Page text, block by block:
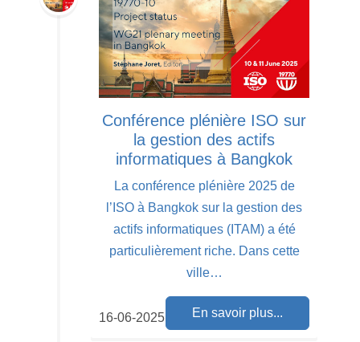
Conférence plénière ISO sur
la gestion des actifs
informatiques à Bangkok
La conférence plénière 2025 de
l’ISO à Bangkok sur la gestion des
actifs informatiques (ITAM) a été
particulièrement riche. Dans cette
ville…
En savoir plus...
16-06-2025